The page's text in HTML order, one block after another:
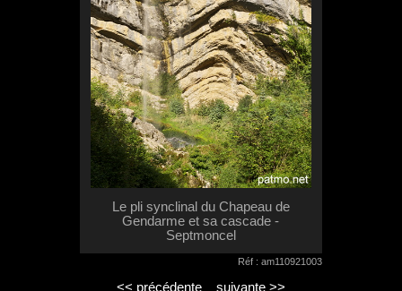
Le pli synclinal du Chapeau de
Gendarme et sa cascade -
Septmoncel
Réf : am110921003
<< précédente suivante >>